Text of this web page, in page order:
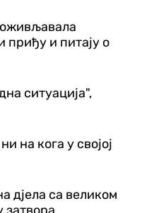
приђу и питају о
ситуација",
на кога у својој
дјела са великом